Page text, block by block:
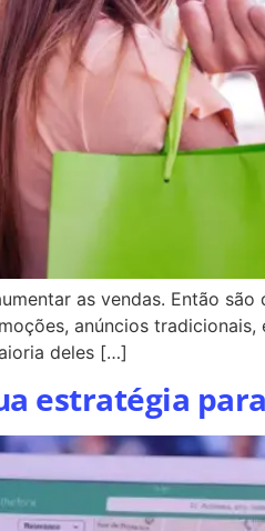
as vendas. Então
anúncios
deles […]
estratégia